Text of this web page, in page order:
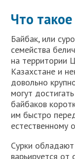
Что
Байбак, или
семейства
на территории
Казахстане и
довольно
могут
байбаков
им быстро
естественному
Сурки
варьируется